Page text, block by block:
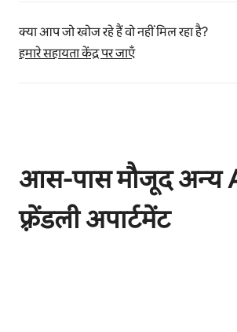
क्या आप जो खोज रहे हैं वो नहीं मिल रहा है?
हमारे सहायता केंद्र पर जाएँ
आस-पास मौजूद अन्य
फ़्रेंडली अपार्टमेंट